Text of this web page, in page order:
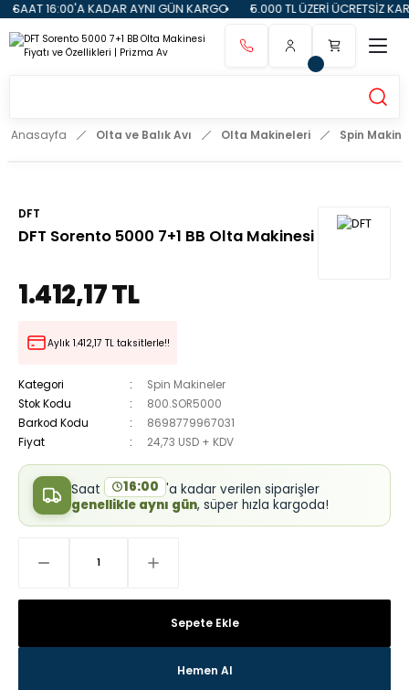
16:00'A KADAR AYNI GÜN KARGO 5.000 TL ÜZERİ ÜCRETSİZ
Anasayfa Olta ve Balık Avı Olta Makineleri Spin
DFT
DFT Sorento 5000 7+1 BB Olta Makinesi
1.412,17 TL
Aylık 1.412,17 TL taksitlerle!!
Kategori
Spin Makineler
Stok Kodu
800.SOR5000
Barkod Kodu
8698779967031
Fiyat
24,73 USD + KDV
Saat 16:00 'a kadar verilen siparişler
genellikle aynı gün, süper hızla kargoda!
Sepete Ekle
Hemen Al